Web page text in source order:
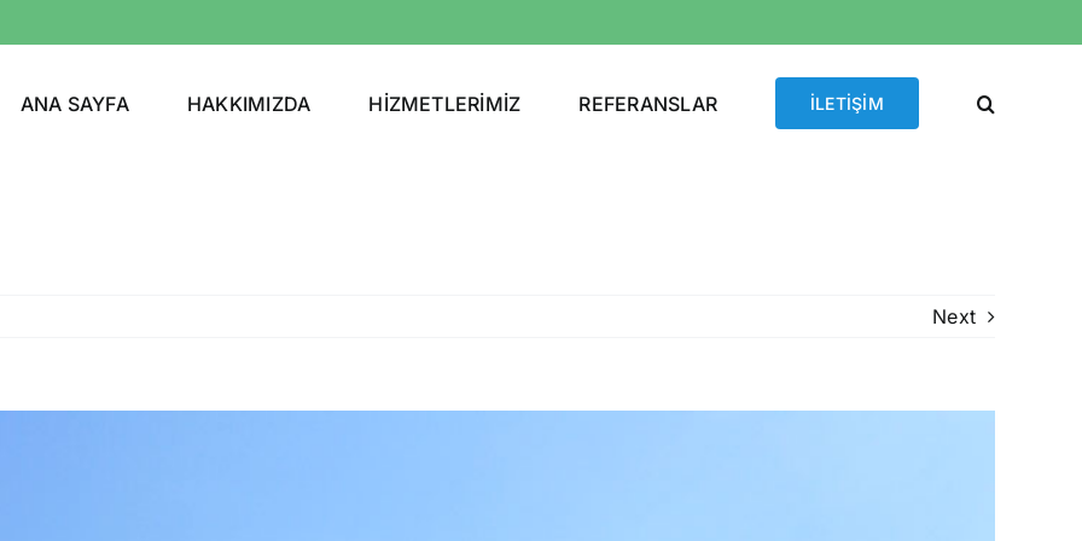
ANA SAYFA HAKKIMIZDA HİZMETLERİMİZ REFERANSLAR İLETİŞİM
Next